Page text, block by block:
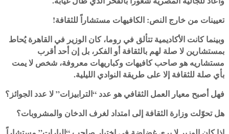
تعيينات من خارج النص: الكافيهات مستشاراً للثقافة!
وبينما كانت الأكاديمية تتألق في روما، كان الوزير في القاهرة يُحاط
بمستشارين لا صلة لهم بالثقافة أو الفكر، بل إن أحد أقرب
مستشاريه هو صاحب كافيهات وكباريهات معروفة، شخص لا يمت
بأي صلة للثقافة إلا على طريقة النوادي الليلية.
فهل أصبح معيار العمل الثقافي هو عدد “الترابيزات” لا عدد الجوائز؟
هل تحوّلت وزارة الثقافة إلى امتداد لغرف الدخان والمشروبات؟